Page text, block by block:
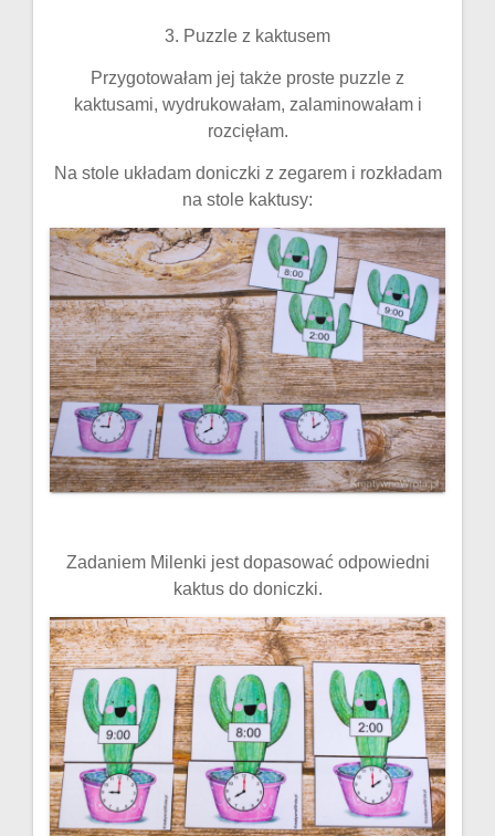
3. Puzzle z kaktusem
Przygotowałam jej także proste puzzle z
kaktusami, wydrukowałam, zalaminowałam i
rozcięłam.
Na stole układam doniczki z zegarem i rozkładam
na stole kaktusy:
Zadaniem Milenki jest dopasować odpowiedni
kaktus do doniczki.